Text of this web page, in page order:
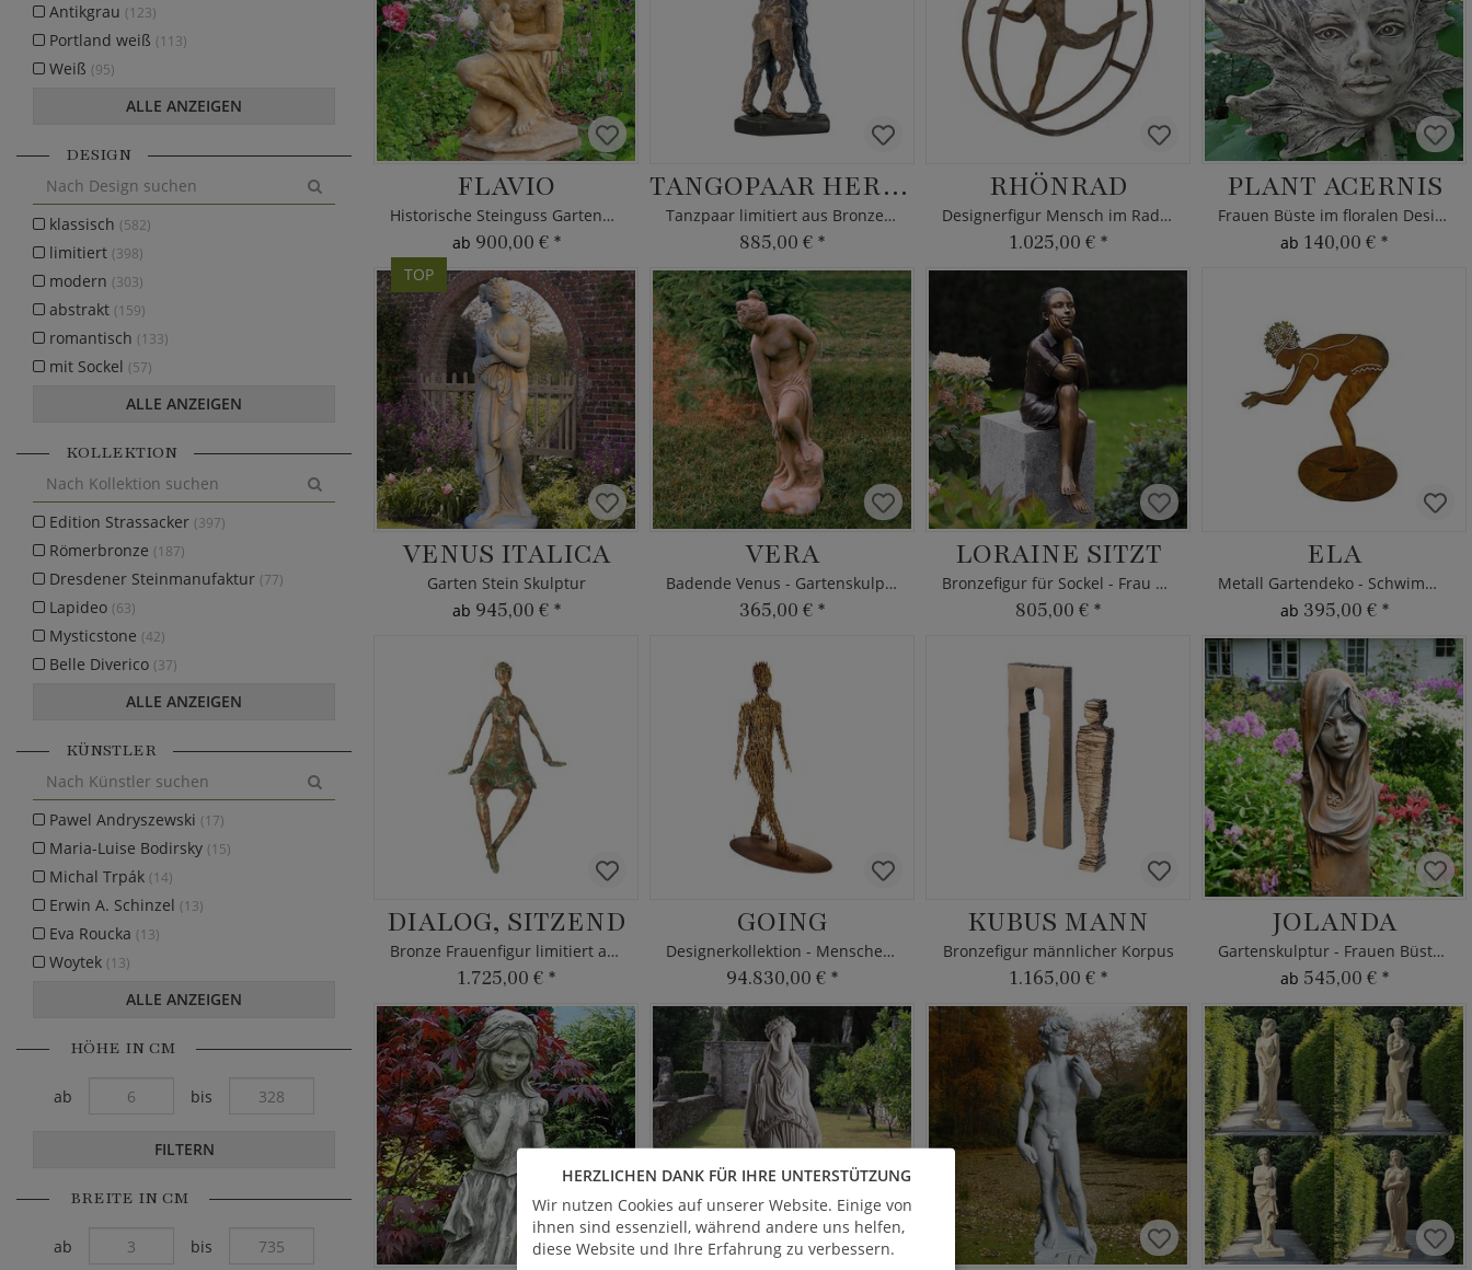
FLAVIO
Historische Steinguss Gartenfigur
ab 900,00 € *
TANGOPAAR HERBST
Tanzpaar limitiert aus Bronze als Dekofigur
885,00 € *
RHÖNRAD
Designerfigur Mensch im Rad aus Bronze
1.025,00 € *
PLANT ACERNIS
Frauen Büste im floralen Design
ab 140,00 € *
TOP
VENUS ITALICA
Garten Stein Skulptur
ab 945,00 € *
VERA
Badende Venus - Gartenskulptur
365,00 € *
LORAINE SITZT
Bronzefigur für Sockel - Frau sitzt
805,00 € *
ELA
Metall Gartendeko - Schwimmerin
ab 395,00 € *
DIALOG, SITZEND
Bronze Frauenfigur limitiert als Kantendeko
1.725,00 € *
GOING
Designerkollektion - Menschen Bronze
94.830,00 € *
KUBUS MANN
Bronzefigur männlicher Korpus
1.165,00 € *
JOLANDA
Gartenskulptur - Frauen Büste Stein
ab 545,00 € *
Antikgrau (123)
Portland weiß (113)
Weiß (95)
ALLE ANZEIGEN
DESIGN
klassisch (582)
limitiert (398)
modern (303)
abstrakt (159)
romantisch (133)
mit Sockel (57)
ALLE ANZEIGEN
KOLLEKTION
Edition Strassacker (397)
Römerbronze (187)
Dresdener Steinmanufaktur (77)
Lapideo (63)
Mysticstone (42)
Belle Diverico (37)
ALLE ANZEIGEN
KÜNSTLER
Pawel Andryszewski (17)
Maria-Luise Bodirsky (15)
Michal Trpák (14)
Erwin A. Schinzel (13)
Eva Roucka (13)
Woytek (13)
ALLE ANZEIGEN
HÖHE IN CM
ab bis
FILTERN
BREITE IN CM
ab bis
HERZLICHEN DANK FÜR IHRE UNTERSTÜTZUNG
Wir nutzen Cookies auf unserer Website. Einige von
ihnen sind essenziell, während andere uns helfen,
diese Website und Ihre Erfahrung zu verbessern.